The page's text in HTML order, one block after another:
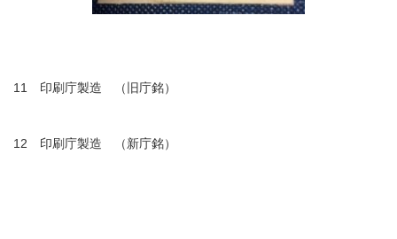
11 印刷庁製造 （旧庁銘）
12 印刷庁製造 （新庁銘）